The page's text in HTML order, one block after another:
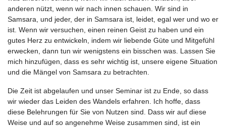
anderen nützt, wenn wir nach innen schauen. Wir sind in
Samsara, und jeder, der in Samsara ist, leidet, egal wer und wo er
ist. Wenn wir versuchen, einen reinen Geist zu haben und ein
gutes Herz zu entwickeln, indem wir liebende Güte und Mitgefühl
erwecken, dann tun wir wenigstens ein bisschen was. Lassen Sie
mich hinzufügen, dass es sehr wichtig ist, unsere eigene Situation
und die Mängel von Samsara zu betrachten.
Die Zeit ist abgelaufen und unser Seminar ist zu Ende, so dass
wir wieder das Leiden des Wandels erfahren. Ich hoffe, dass
diese Belehrungen für Sie von Nutzen sind. Dass wir auf diese
Weise und auf so angenehme Weise zusammen sind, ist ein